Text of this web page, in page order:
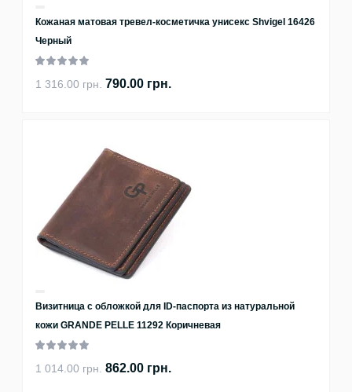
Кожаная матовая тревел-косметичка унисекс Shvigel 16426
Черный
1 316.00 грн. 790.00 грн.
Визитница с обложкой для ID-паспорта из натуральной
кожи GRANDE PELLE 11292 Коричневая
1 014.00 грн. 862.00 грн.